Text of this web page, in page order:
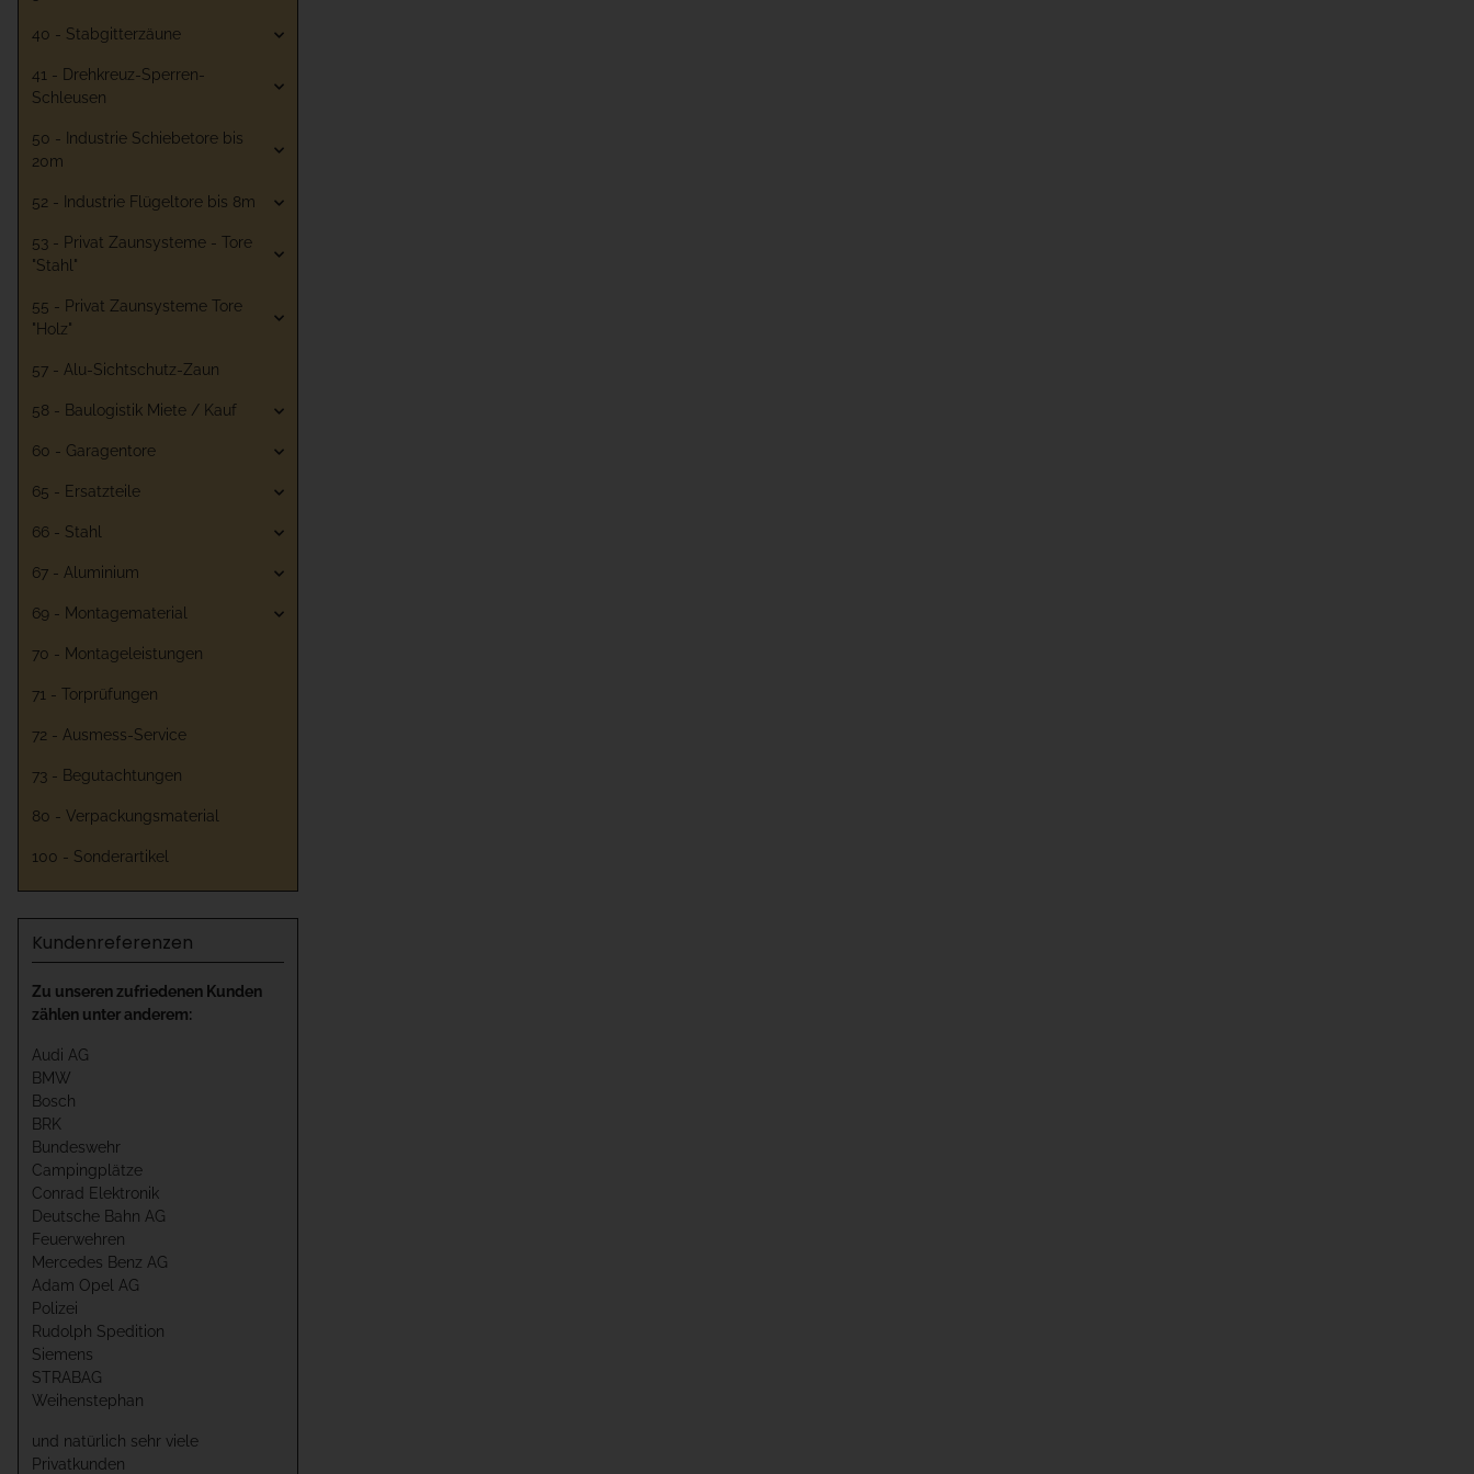
40 - Stabgitterzäune
41 - Drehkreuz-Sperren-
Schleusen
50 - Industrie Schiebetore bis
20m
52 - Industrie Flügeltore bis 8m
53 - Privat Zaunsysteme - Tore
"Stahl"
55 - Privat Zaunsysteme Tore
"Holz"
57 - Alu-Sichtschutz-Zaun
58 - Baulogistik Miete / Kauf
60 - Garagentore
65 - Ersatzteile
66 - Stahl
67 - Aluminium
69 - Montagematerial
70 - Montageleistungen
71 - Torprüfungen
72 - Ausmess-Service
73 - Begutachtungen
80 - Verpackungsmaterial
100 - Sonderartikel
Kundenreferenzen
Zu unseren zufriedenen Kunden
zählen unter anderem:
Audi AG
BMW
Bosch
BRK
Bundeswehr
Campingplätze
Conrad Elektronik
Deutsche Bahn AG
Feuerwehren
Mercedes Benz AG
Adam Opel AG
Polizei
Rudolph Spedition
Siemens
STRABAG
Weihenstephan
und natürlich sehr viele
Privatkunden